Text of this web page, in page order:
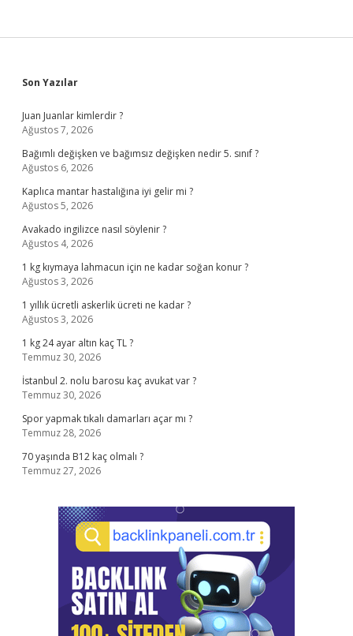
Sidebar
Son Yazılar
Juan Juanlar kimlerdir ?
Ağustos 7, 2026
Bağımlı değişken ve bağımsız değişken nedir 5. sınıf ?
Ağustos 6, 2026
Kaplıca mantar hastalığına iyi gelir mi ?
Ağustos 5, 2026
Avakado ingilizce nasıl söylenir ?
Ağustos 4, 2026
1 kg kıymaya lahmacun için ne kadar soğan konur ?
Ağustos 3, 2026
1 yıllık ücretli askerlik ücreti ne kadar ?
Ağustos 3, 2026
1 kg 24 ayar altın kaç TL ?
Temmuz 30, 2026
İstanbul 2. nolu barosu kaç avukat var ?
Temmuz 30, 2026
Spor yapmak tıkalı damarları açar mı ?
Temmuz 28, 2026
70 yaşında B12 kaç olmalı ?
Temmuz 27, 2026